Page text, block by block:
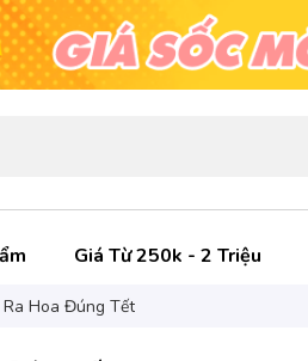
Giá Từ 250k - 2 Triệu
Hoa Đúng Tết